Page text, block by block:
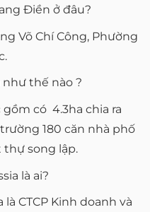
Điền ở đâu?
Võ Chí Công, Phường
như thế nào ?
có 4.3ha chia ra
180 căn nhà phố
thự song lập.
là ai?
CTCP Kinh doanh và